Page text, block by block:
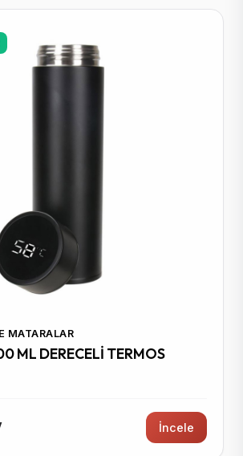
MATARALAR
ML DERECELİ TERMOS
İncele